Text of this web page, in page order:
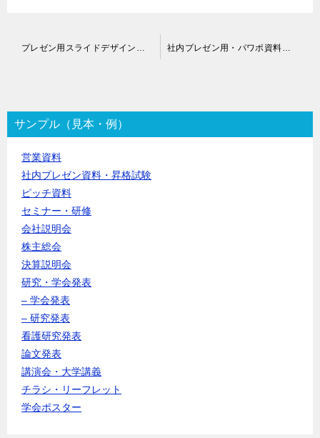
ゲ
ー
シ
サンプル（見本・例）
営業資料
社内プレゼン資料・昇格試験
ピッチ資料
セミナー・研修
会社説明会
株主総会
決算説明会
研究・学会発表
– 学会発表
– 研究発表
看護研究発表
論文発表
講演会・大学講義
チラシ・リーフレット
学会ポスター